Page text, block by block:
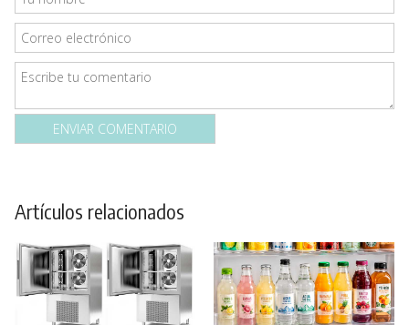
Artículos relacionados